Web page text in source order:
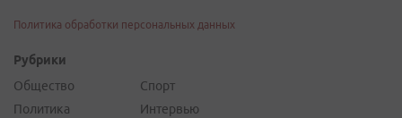
Политика обработки персональных данных
Рубрики
Общество
Политика
Спорт
Интервью